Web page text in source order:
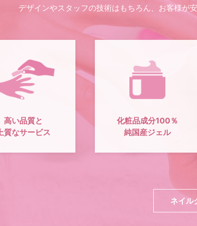
デザインやスタッフの技術はもちろん、お客様が
高い品質と
上質なサービス
化粧品成分100％
純国産ジェル
ネイル